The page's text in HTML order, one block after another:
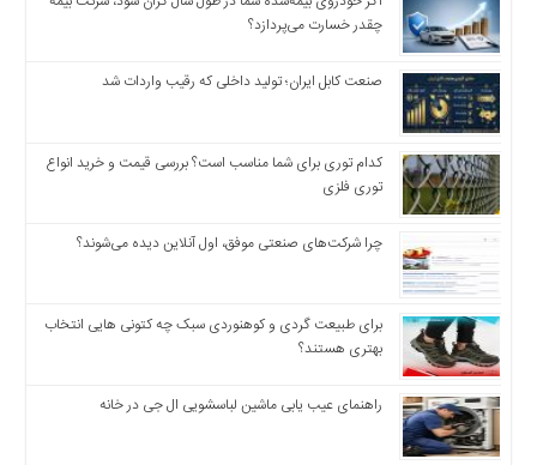
اخبار
المللی
اخبار
اقتصادی
اخبار
جدید
حوادث
اخبار
سیاسی
اخبار
فرهنگی
دسترسی
سریع
چقدر خسارت می‌پردازد؟
صنعت کابل ایران؛ تولید داخلی که رقیب واردات شد
کدام توری برای شما مناسب است؟ بررسی قیمت و خرید انواع
توری فلزی
چرا شرکت‌های صنعتی موفق، اول آنلاین دیده می‌شوند؟
برای طبیعت گردی و کوهنوردی سبک چه کتونی هایی انتخاب
بهتری هستند؟
راهنمای عیب یابی ماشین لباسشویی ال جی در خانه